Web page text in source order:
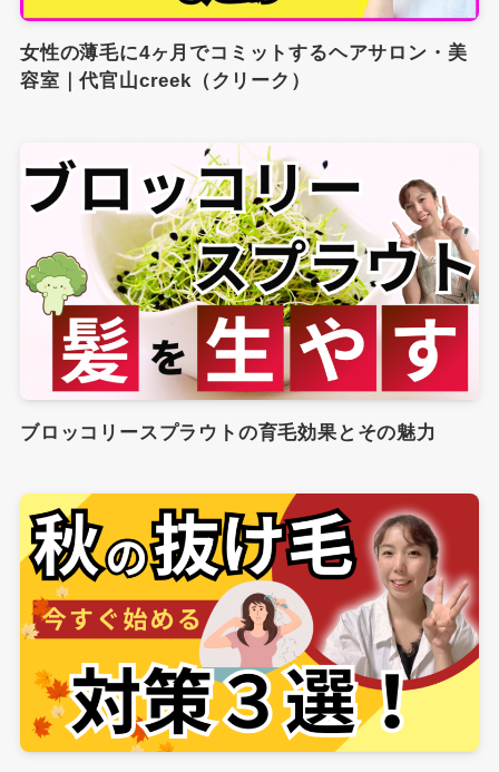
女性の薄毛に4ヶ月でコミットするヘアサロン・美
容室｜代官山creek（クリーク）
ブロッコリースプラウトの育毛効果とその魅力